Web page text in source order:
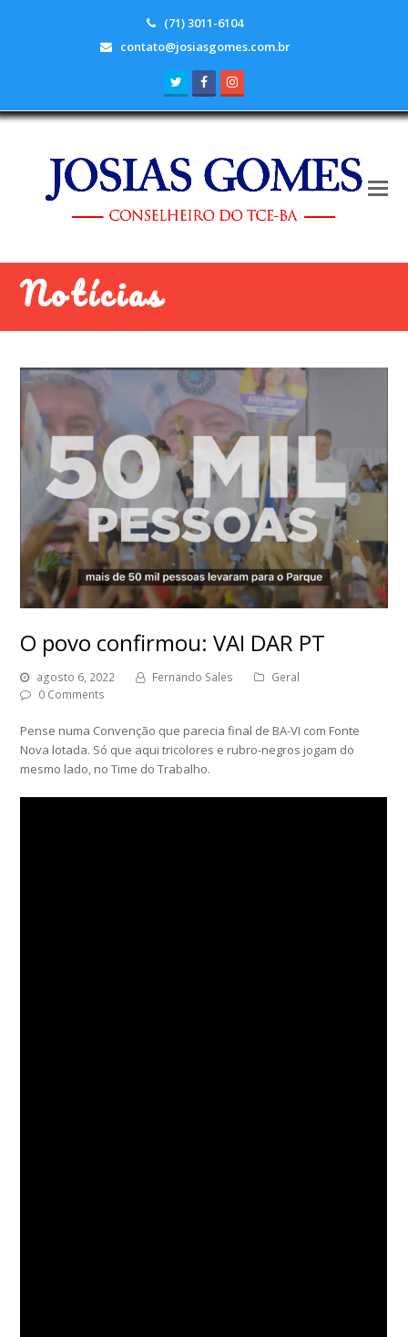
(71) 3011-6104
contato@josiasgomes.com.br
TwitterFacebook
Notícias
O povo confirmou: VAI DAR PT
agosto 6, 2022 Fernando Sales
Geral
0 Comments
Pense numa Convenção que parecia final de BA-VI com Fonte
Nova lotada. Só que aqui tricolores e rubro-negros jogam do
mesmo lado, no Time do Trabalho.